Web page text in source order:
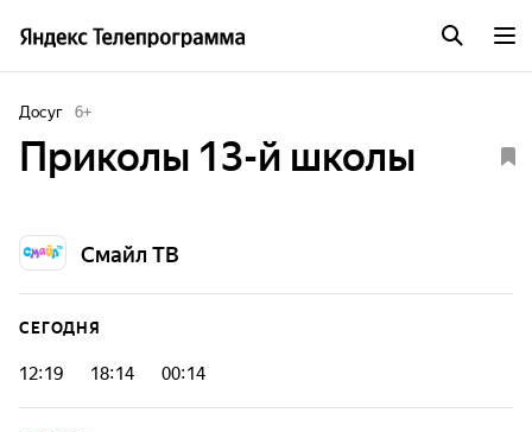
Досуг 6+
Приколы 13-й школы
Смайл ТВ
СЕГОДНЯ
12:19 18:14 00:14